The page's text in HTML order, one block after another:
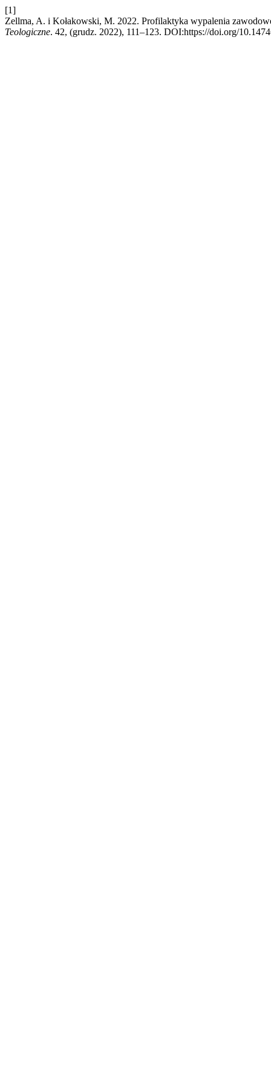
[1]
Zellma, A. i Kołakowski, M. 2022. Profilaktyka wypalenia
Teologiczne. 42, (grudz. 2022), 111–123. DOI:https://doi.org/